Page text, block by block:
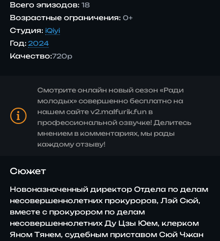
Всего эпизодов: 18
Возрастные ограничения: 0+
Студия: iQiyi
Год:2024
Качество:720p
Смотрите онлайн новый сезон «Ради
молодых» совершенно бесплатно на
нашем сайте v2.malfurik.fun в
профессиональной озвучке! Делитесь
мнением в комментариях, мы рады
каждому отзыву!
Сюжет
Новоназначенный директор Отдела по делам
несовершеннолетних прокуроров, Лэй Сюй,
вместе с прокурором по делам
несовершеннолетних Ду Цзы Юем, клерком
Яном Тянем, судебным приставом Сюй Чжан